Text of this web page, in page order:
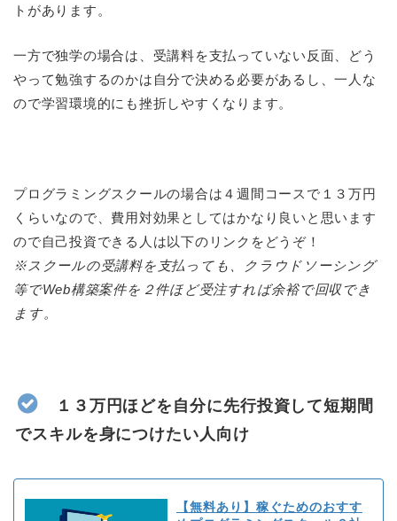
トがあります。
一方で独学の場合は、受講料を支払っていない反面、どう
やって勉強するのかは自分で決める必要があるし、一人な
ので学習環境的にも挫折しやすくなります。
プログラミングスクールの場合は４週間コースで１３万円
くらいなので、費用対効果としてはかなり良いと思います
ので自己投資できる人は以下のリンクをどうぞ！
※スクールの受講料を支払っても、クラウドソーシング
等でWeb構築案件を２件ほど受注すれば余裕で回収でき
ます。
１３万円ほどを自分に先行投資して短期間
でスキルを身につけたい人向け
【無料あり】稼ぐためのおすす